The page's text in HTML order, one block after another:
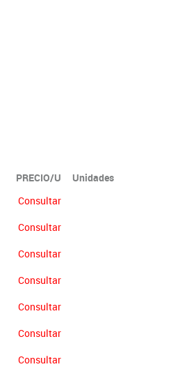
PRECIO/U
Unidades
Consultar
Consultar
Consultar
Consultar
Consultar
Consultar
Consultar